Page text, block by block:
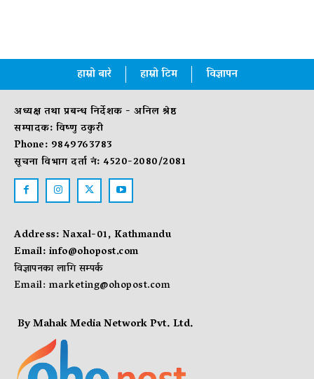
हाम्रो बारे हाम्रो टिम विज्ञापन
अध्यक्ष तथा प्रबन्ध निर्देशक - अनिल श्रेष्ठ
सम्पादक: विष्णु ठकुरी
Phone: 9849763783
सूचना विभाग दर्ता नं: 4520-2080/2081
Address: Naxal-01, Kathmandu
Email:info@ohopost.com
विज्ञापनका लागि सम्पर्क
Email:marketing@ohopost.com
By Mahak Media Network Pvt. Ltd.